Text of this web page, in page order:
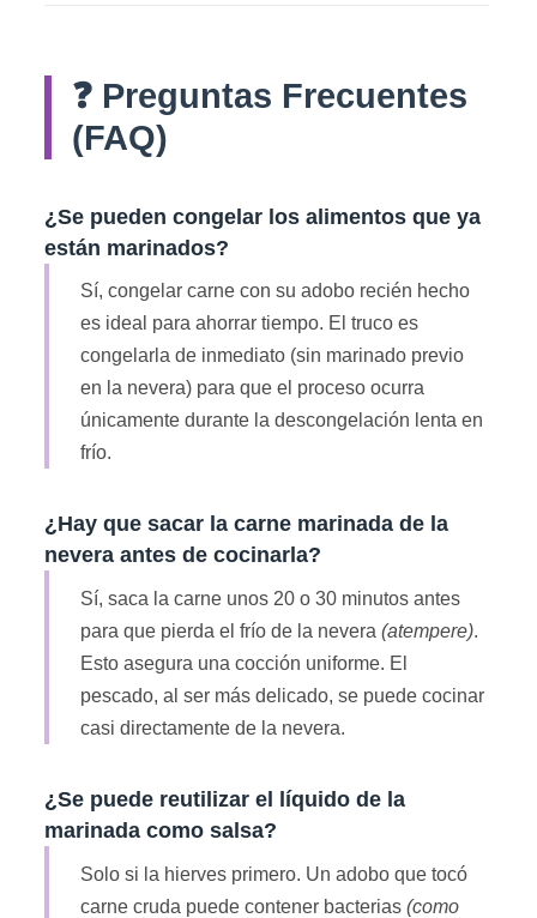
❓ Preguntas Frecuentes
(FAQ)
¿Se pueden congelar los alimentos que ya
están marinados?
Sí, congelar carne con su adobo recién hecho
es ideal para ahorrar tiempo. El truco es
congelarla de inmediato (sin marinado previo
en la nevera) para que el proceso ocurra
únicamente durante la descongelación lenta en
frío.
¿Hay que sacar la carne marinada de la
nevera antes de cocinarla?
Sí, saca la carne unos 20 o 30 minutos antes
para que pierda el frío de la nevera (atempere).
Esto asegura una cocción uniforme. El
pescado, al ser más delicado, se puede cocinar
casi directamente de la nevera.
¿Se puede reutilizar el líquido de la
marinada como salsa?
Solo si la hierves primero. Un adobo que tocó
carne cruda puede contener bacterias (como